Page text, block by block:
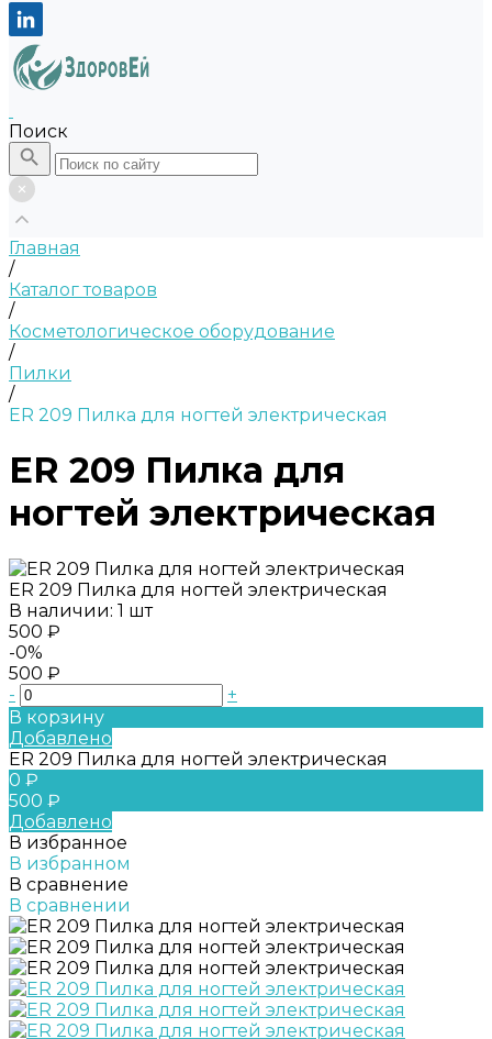
Поиск
Главная
/
Каталог товаров
/
Косметологическое оборудование
/
Пилки
/
ER 209 Пилка для ногтей электрическая
ER 209 Пилка для
ногтей электрическая
ER 209 Пилка для ногтей электрическая
В наличии: 1 шт
500 ₽
-0%
500 ₽
-
+
В корзину
Добавлено
ER 209 Пилка для ногтей электрическая
0 ₽
500 ₽
Добавлено
В избранное
В избранном
В сравнение
В сравнении